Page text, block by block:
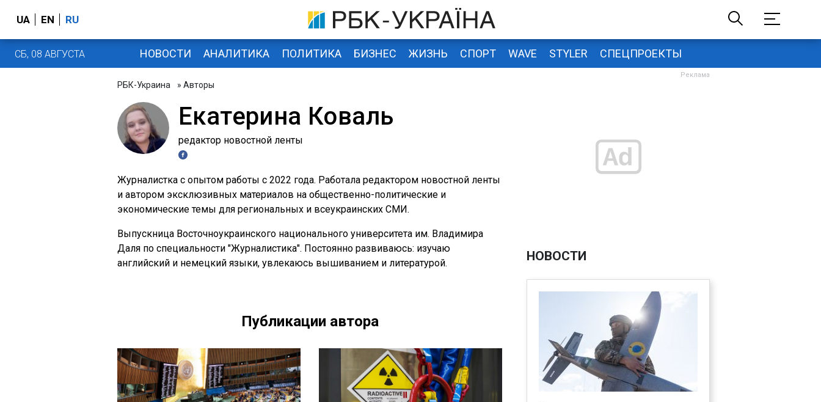
UA EN RU
СБ, 08 АВГУСТА НОВОСТИ АНАЛИТИКА ПОЛИТИКА БИЗНЕС ЖИЗНЬ СПОРТ WAVE STYLER СПЕЦПРОЕКТЫ
РБК-Украина » Авторы
Екатерина Коваль
редактор новостной ленты
Журналистка с опытом работы с 2022 года. Работала редактором новостной ленты
и автором эксклюзивных материалов на общественно-политические и
экономические темы для региональных и всеукраинских СМИ.
Выпускница Восточноукраинского национального университета им. Владимира
Даля по специальности "Журналистика". Постоянно развиваюсь: изучаю
английский и немецкий языки, увлекаюсь вышиванием и литературой.
Публикации автора
НОВОСТИ